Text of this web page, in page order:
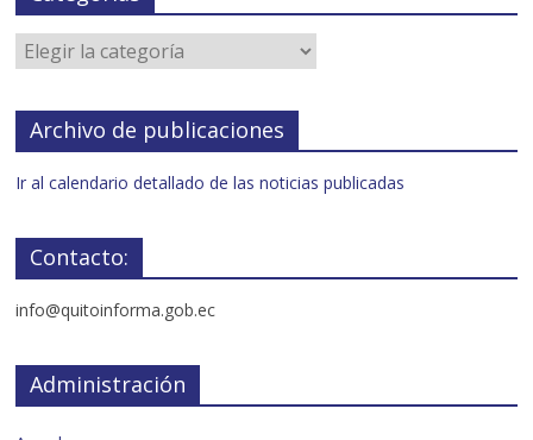
Archivo de publicaciones
Ir al calendario detallado de las noticias publicadas
Contacto:
info@quitoinforma.gob.ec
Administración